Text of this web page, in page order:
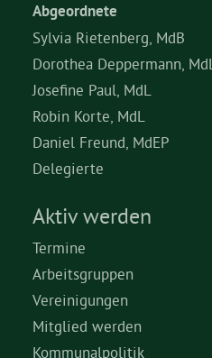
Abgeordnete
Sylvia Rietenberg, MdB
Dorothea Deppermann, MdL
Josefine Paul, MdL
Robin Korte, MdL
Daniel Freund, MdEP
Delegierte
Aktiv werden
Termine
Arbeitsgruppen
Vereinigungen
Mitglied werden
Kommunalpolitik